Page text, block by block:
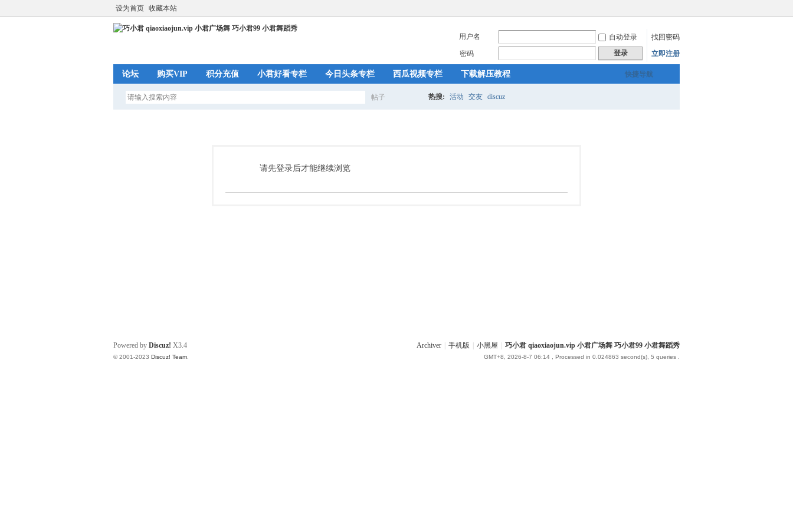
设为首页 收藏本站
用户名 自动登录
找回密码
密码
登录 立即注册
快捷导航
论坛 购买VIP 积分充值 小君好看专栏 今日头条专栏 西瓜视频专栏 下载解压教程
帖子 热搜: 活动 交友 discuz
请先登录后才能继续浏览
Archiver 手机版 小黑屋 巧小君 qiaoxiaojun.vip 小君广场舞 巧小君99 小君舞蹈秀
GMT+8, 2026-8-7 06:14 , Processed in 0.024863 second(s), 5 queries .
Powered by Discuz! X3.4
© 2001-2023 Discuz! Team